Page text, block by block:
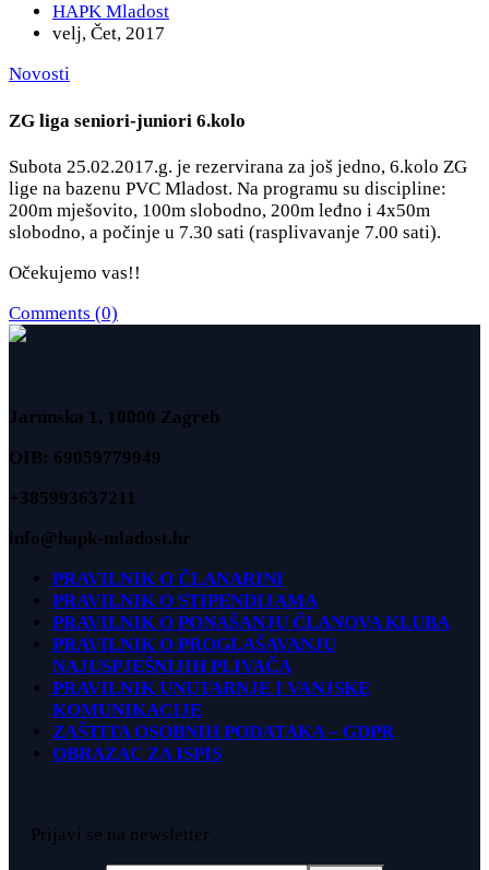
HAPK Mladost
velj, Čet, 2017
Novosti
ZG liga seniori-juniori 6.kolo
Subota 25.02.2017.g. je rezervirana za još jedno, 6.kolo ZG
lige na bazenu PVC Mladost. Na programu su discipline:
200m mješovito, 100m slobodno, 200m leđno i 4x50m
slobodno, a počinje u 7.30 sati (rasplivavanje 7.00 sati).
Očekujemo vas!!
Comments (0)
Jarunska 1, 10000 Zagreb
OIB: 69059779949
+385993637211
info@hapk-mladost.hr
PRAVILNIK O ČLANARINI
PRAVILNIK O STIPENDIJAMA
PRAVILNIK O PONAŠANJU ČLANOVA KLUBA
PRAVILNIK O PROGLAŠAVANJU
NAJUSPJEŠNIJIH PLIVAČA
PRAVILNIK UNUTARNJE I VANJSKE
KOMUNIKACIJE
ZAŠTITA OSOBNIH PODATAKA – GDPR
OBRAZAC ZA ISPIS
Prijavi se na newsletter